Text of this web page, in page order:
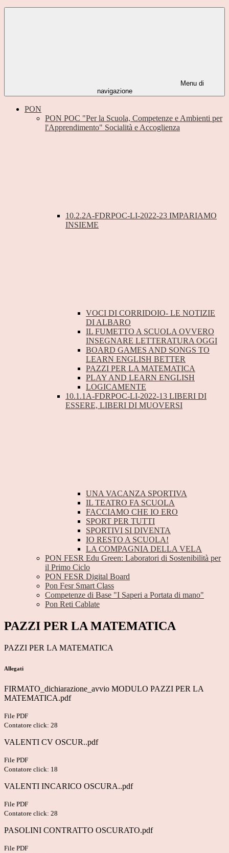
Menu di
navigazione
PON
PON POC "Per la Scuola, Competenze e Ambienti per
l'Apprendimento" Socialità e Accoglienza
10.2.2A-FDRPOC-LI-2022-23 IMPARIAMO
INSIEME
VOCI DI CORRIDOIO- LE NOTIZIE
DI ALBARO
IL FUMETTO A SCUOLA OVVERO
INSEGNARE LETTERATURA OGGI
BOARD GAMES AND SONGS TO
LEARN ENGLISH BETTER
PAZZI PER LA MATEMATICA
PLAY AND LEARN ENGLISH
LOGICAMENTE
10.1.1A-FDRPOC-LI-2022-13 LIBERI DI
ESSERE, LIBERI DI MUOVERSI
UNA VACANZA SPORTIVA
IL TEATRO FA SCUOLA
FACCIAMO CHE IO ERO
SPORT PER TUTTI
SPORTIVI SI DIVENTA
IO RESTO A SCUOLA!
LA COMPAGNIA DELLA VELA
PON FESR Edu Green: Laboratori di Sostenibilità per
il Primo Ciclo
PON FESR Digital Board
Pon Fesr Smart Class
Competenze di Base "I Saperi a Portata di mano"
Pon Reti Cablate
PAZZI PER LA MATEMATICA
PAZZI PER LA MATEMATICA
Allegati
FIRMATO_dichiarazione_avvio MODULO PAZZI PER LA
MATEMATICA.pdf
File PDF
Contatore click: 28
VALENTI CV OSCUR..pdf
File PDF
Contatore click: 18
VALENTI INCARICO OSCURA..pdf
File PDF
Contatore click: 28
PASOLINI CONTRATTO OSCURATO.pdf
File PDF